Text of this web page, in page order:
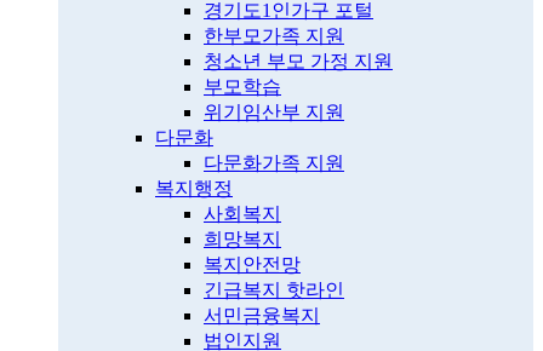
경기도1인가구 포털
한부모가족 지원
청소년 부모 가정 지원
부모학습
위기임산부 지원
다문화
다문화가족 지원
복지행정
사회복지
희망복지
복지안전망
긴급복지 핫라인
서민금융복지
법인지원